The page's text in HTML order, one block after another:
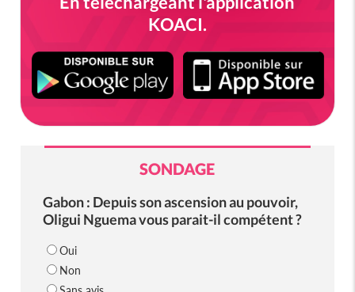
KOACI.
SONDAGE
Gabon : Depuis son ascension au pouvoir,
Oligui Nguema vous parait-il compétent ?
Oui
Non